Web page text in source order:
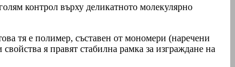
контрол върху деликатното молекулярно
тя е полимер, съставен от мономери (наречени
я правят стабилна рамка за изграждане на